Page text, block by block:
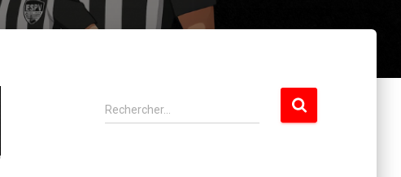
R
e
Rechercher…